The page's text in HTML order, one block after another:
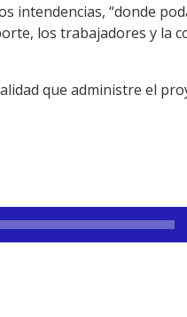
intendencias, “donde
los trabajadores y la
que administre el